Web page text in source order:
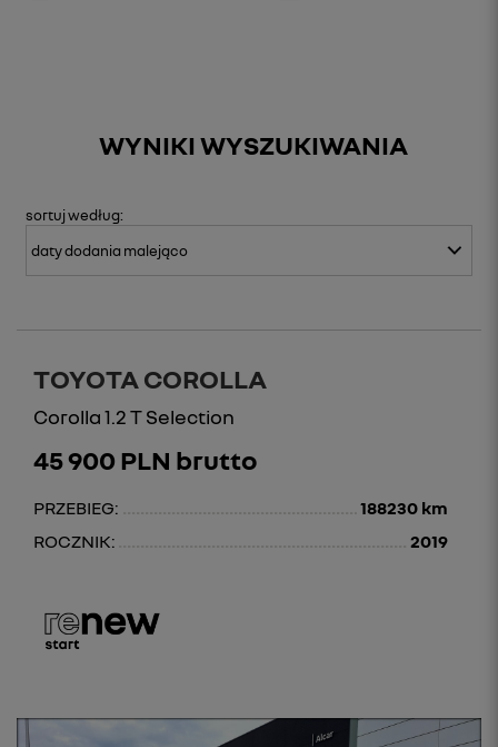
WYNIKI WYSZUKIWANIA
sortujwedług:
TOYOTA COROLLA
Corolla 1.2 T Selection
45 900 PLN brutto
PRZEBIEG:
188230 km
ROCZNIK:
2019